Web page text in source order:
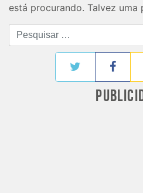
está procurando. Talvez uma
Pesquisar
por: